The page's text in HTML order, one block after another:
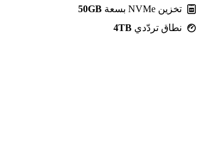
تخزين NVMe بسعة
50GB
نطاق تردّدي 4TB